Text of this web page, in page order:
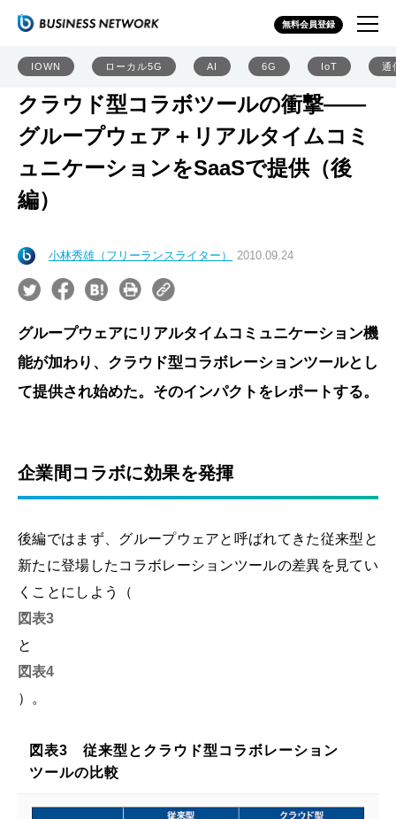
無料会員登録
IOWN ローカル5G AI 6G IoT 通
クラウド型コラボツールの衝撃――
グループウェア＋リアルタイムコミ
ュニケーションをSaaSで提供（後
編）
小林秀雄（フリーランスライター） 2010.09.24
グループウェアにリアルタイムコミュニケーション機
能が加わり、クラウド型コラボレーションツールとし
て提供され始めた。そのインパクトをレポートする。
企業間コラボに効果を発揮
後編ではまず、グループウェアと呼ばれてきた従来型と
新たに登場したコラボレーションツールの差異を見てい
くことにしよう（
図表3
と
図表4
）。
図表3 従来型とクラウド型コラボレーション
ツールの比較